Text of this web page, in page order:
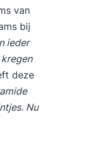
van
bij
ieder
deze
Nu